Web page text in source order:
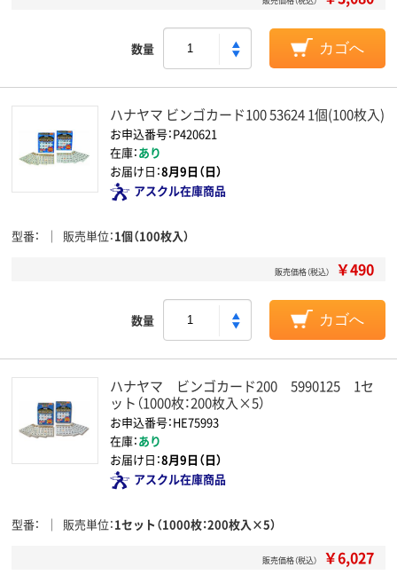
数量 カゴへ
ハナヤマ ビンゴカード100 53624 1個(100枚入)
お申込番号：P420621
在庫：あり
お届け日：8月9日（日）
アスクル在庫商品
型番 販売単位 1個（100枚入）
販売価格（税込） ￥490
数量 カゴへ
ハナヤマ ビンゴカード200 5990125 1セ
ット（1000枚：200枚入×5）
お申込番号：HE75993
在庫：あり
お届け日：8月9日（日）
アスクル在庫商品
型番 販売単位 1セット（1000枚：200枚入×5）
販売価格（税込） ￥6,027